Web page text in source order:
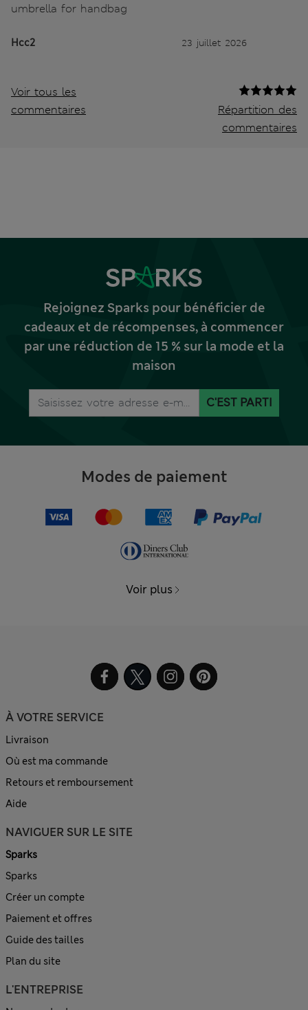
umbrella for handbag
Hcc2 23 juillet 2026
Voir tous les
commentaires
Répartition des
commentaires
Rejoignez Sparks pour bénéficier de
cadeaux et de récompenses, à commencer
par une réduction de 15 % sur la mode et la
maison
C'EST PARTI
Modes de paiement
Voir plus
À VOTRE SERVICE
Livraison
Où est ma commande
Retours et remboursement
Aide
NAVIGUER SUR LE SITE
Sparks
Sparks
Créer un compte
Paiement et offres
Guide des tailles
Plan du site
L'ENTREPRISE